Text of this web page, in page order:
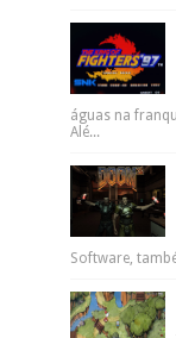
águas na
Alé...
Software,